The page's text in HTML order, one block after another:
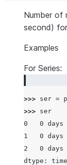
Number of
second)
Examples
For Series:
>>> ser =
>>> ser
0   0 days
1   0 days
2   0 days
dtype: